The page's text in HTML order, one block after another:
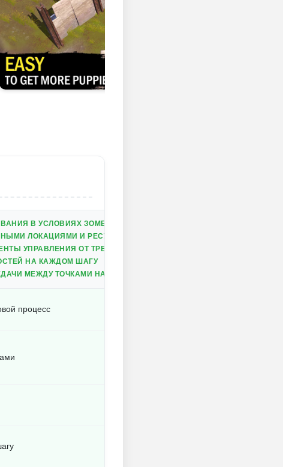
В УСЛОВИЯХ ЗОМБИ-АПОКАЛИПСИСА
ЛОКАЦИЯМИ И РЕСУРСАМИ
УПРАВЛЕНИЯ ОТ ТРЕТЬЕГО ЛИЦА
НА КАЖДОМ ШАГУ
МЕЖДУ ТОЧКАМИ НА КАРТЕ
процесс